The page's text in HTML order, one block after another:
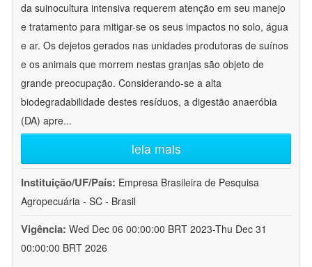
da suinocultura intensiva requerem atenção em seu manejo
e tratamento para mitigar-se os seus impactos no solo, água
e ar. Os dejetos gerados nas unidades produtoras de suínos
e os animais que morrem nestas granjas são objeto de
grande preocupação. Considerando-se a alta
biodegradabilidade destes resíduos, a digestão anaeróbia
(DA) apre...
leia mais
Instituição/UF/País: Empresa Brasileira de Pesquisa
Agropecuária - SC - Brasil
Vigência: Wed Dec 06 00:00:00 BRT 2023-Thu Dec 31
00:00:00 BRT 2026